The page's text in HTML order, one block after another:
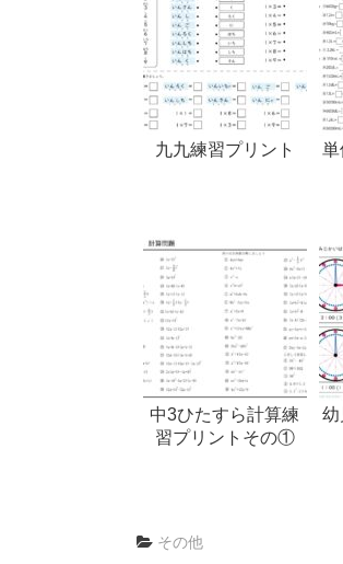
九九練習プリント
単
中3ひたすら計算練
習プリントその①
幼
その他